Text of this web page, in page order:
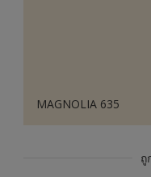
MAGNOLIA 635
ถู